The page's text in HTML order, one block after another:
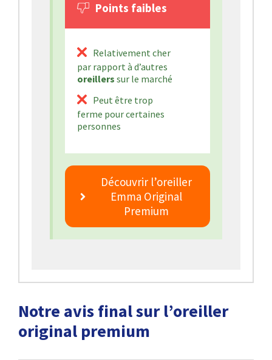
Points faibles
Relativement cher
par rapport à d’autres
oreillers sur le marché
Peut être trop
ferme pour certaines
personnes
Découvrir l’oreiller
Emma Original
Premium
Notre avis final sur l’oreiller
original premium